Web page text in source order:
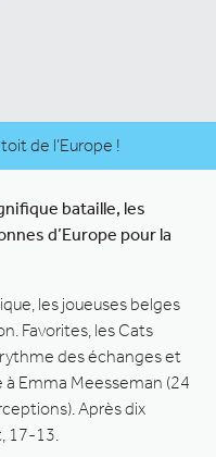
de l’Europe !
bataille, les
d’Europe pour la
les joueuses belges
Favorites, les Cats
des échanges et
Emma Meesseman (24
Après dix
17-13.